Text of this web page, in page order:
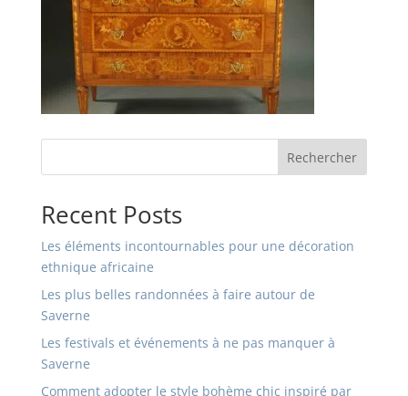
Rechercher
Recent Posts
Les éléments incontournables pour une décoration
ethnique africaine
Les plus belles randonnées à faire autour de
Saverne
Les festivals et événements à ne pas manquer à
Saverne
Comment adopter le style bohème chic inspiré par